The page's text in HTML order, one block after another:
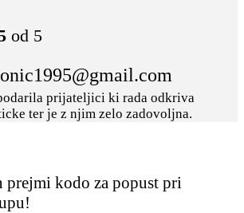
od 5
prijateljici ki rada odkriva
ter je z njim zelo zadovoljna.
prejmi kodo za popust pri